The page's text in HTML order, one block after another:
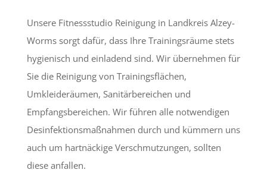
Unsere Fitnessstudio Reinigung in Landkreis Alzey-
Worms sorgt dafür, dass Ihre Trainingsräume stets
hygienisch und einladend sind. Wir übernehmen für
Sie die Reinigung von Trainingsflächen,
Umkleideräumen, Sanitärbereichen und
Empfangsbereichen. Wir führen alle notwendigen
Desinfektionsmaßnahmen durch und kümmern uns
auch um hartnäckige Verschmutzungen, sollten
diese anfallen.